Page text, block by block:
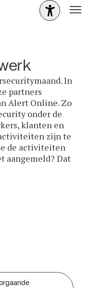
In
partners
Alert Online. Zo
onder de
klanten en
zijn te
de activiteiten
aangemeld? Dat